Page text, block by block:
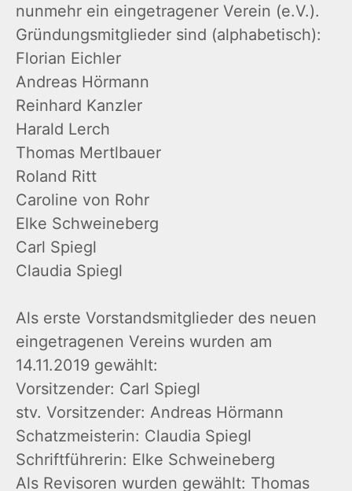
nunmehr ein eingetragener Verein (e.V.).
Gründungsmitglieder sind (alphabetisch):
Florian Eichler
Andreas Hörmann
Reinhard Kanzler
Harald Lerch
Thomas Mertlbauer
Roland Ritt
Caroline von Rohr
Elke Schweineberg
Carl Spiegl
Claudia Spiegl
Als erste Vorstandsmitglieder des neuen
eingetragenen Vereins wurden am
14.11.2019 gewählt:
Vorsitzender: Carl Spiegl
stv. Vorsitzender: Andreas Hörmann
Schatzmeisterin: Claudia Spiegl
Schriftführerin: Elke Schweineberg
Als Revisoren wurden gewählt: Thomas